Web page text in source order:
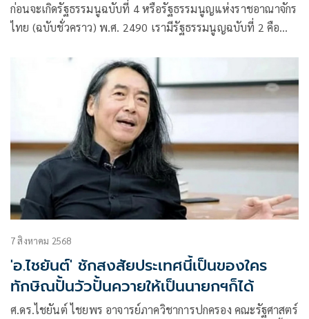
ก่อนจะเกิดรัฐธรรมนูฉบับที่ 4 หรือรัฐธรรมนูญแห่งราชอาณาจักร
ไทย (ฉบับชั่วคราว) พ.ศ. 2490 เรามีรัฐธรรมนูญฉบับที่ 2 คือ
7 สิงหาคม 2568
'อ.ไชยันต์' ชักสงสัยประเทศนี้เป็นของใคร
ทักษิณปั้นวัวปั้นควายให้เป็นนายกฯก็ได้
ศ.ดร.ไชยันต์ ไชยพร อาจารย์ภาควิชาการปกครอง คณะรัฐศาสตร์